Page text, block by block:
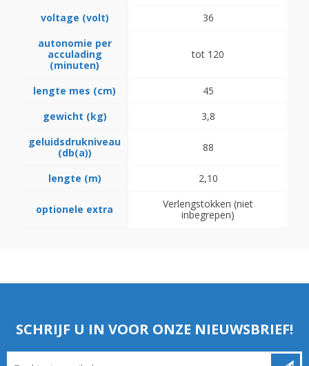
voltage (volt)
36
autonomie per
acculading
(minuten)
tot 120
lengte mes (cm)
45
gewicht (kg)
3,8
geluidsdrukniveau
(db(a))
88
lengte (m) 2,10
optionele extra
Verlengstokken (niet
inbegrepen)
SCHRIJF U IN VOOR ONZE NIEUWSBRIEF!